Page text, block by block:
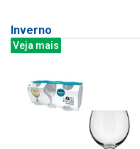
Inverno
Veja mais